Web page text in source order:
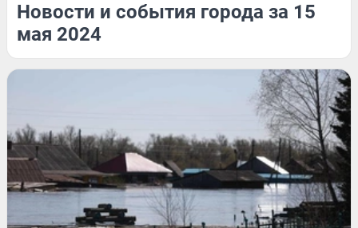
Новости и события города за 15
мая 2024